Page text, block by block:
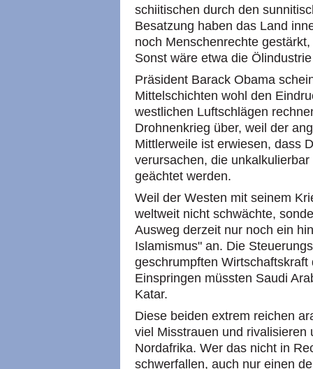
schiitischen durch den
Besatzung haben das Land
noch Menschenrechte
Sonst wäre etwa die
Präsident Barack Obama
Mittelschichten wohl den
westlichen Luftschlägen
Drohnenkrieg über, weil der
Mittlerweile ist erwiesen, dass
verursachen, die
geächtet werden.
Weil der Westen mit seinem
weltweit nicht schwächte,
Ausweg derzeit nur noch ein
Islamismus" an. Die
geschrumpften
Einspringen müssten Saudi
Katar.
Diese beiden extrem reichen
viel Misstrauen und
Nordafrika. Wer das nicht in
schwerfallen, auch nur einen